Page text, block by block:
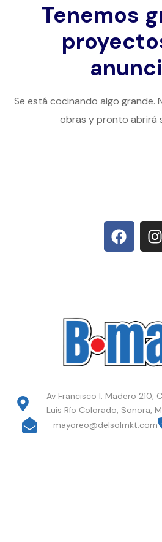
Tenemos
Se está cocinando algo grande.
obras y pronto abrirá
Av Francisco I. Madero 210,
Luis Río Colorado, Sonora,
mayoreo@delsolmkt.com